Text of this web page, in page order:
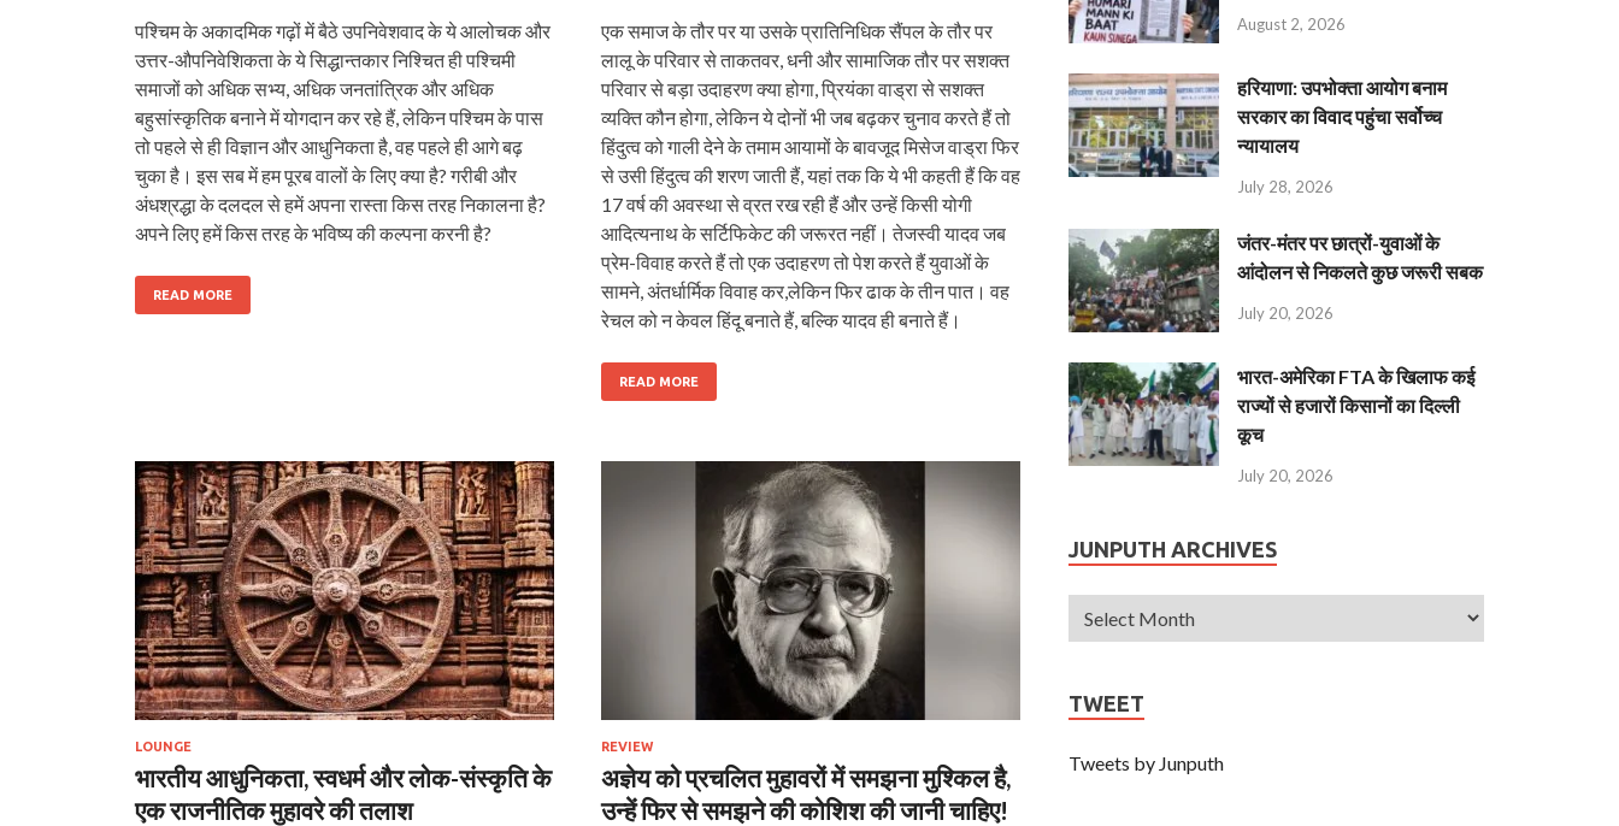
पश्चिम के अकादमिक गढ़ों में बैठे उपनिवेशवाद के ये आलोचक और
उत्तर-औपनिवेशिकता के ये सिद्धान्तकार निश्चित ही पश्चिमी
समाजों को अधिक सभ्य, अधिक जनतांत्रिक और अधिक
बहुसांस्कृतिक बनाने में योगदान कर रहे हैं, लेकिन पश्चिम के पास
तो पहले से ही विज्ञान और आधुनिकता है, वह पहले ही आगे बढ़
चुका है। इस सब में हम पूरब वालों के लिए क्या है? गरीबी और
अंधश्रद्धा के दलदल से हमें अपना रास्ता किस तरह निकालना है?
अपने लिए हमें किस तरह के भविष्य की कल्पना करनी है?
READ MORE
एक समाज के तौर पर या उसके प्रातिनिधिक सैंपल के तौर पर
लालू के परिवार से ताकतवर, धनी और सामाजिक तौर पर सशक्त
परिवार से बड़ा उदाहरण क्या होगा, प्रियंका वाड्रा से सशक्त
व्यक्ति कौन होगा, लेकिन ये दोनों भी जब बढ़कर चुनाव करते हैं तो
हिंदुत्व को गाली देने के तमाम आयामों के बावजूद मिसेज वाड्रा फिर
से उसी हिंदुत्व की शरण जाती हैं, यहां तक कि ये भी कहती हैं कि वह
17 वर्ष की अवस्था से व्रत रख रही हैं और उन्हें किसी योगी
आदित्यनाथ के सर्टिफिकेट की जरूरत नहीं। तेजस्वी यादव जब
प्रेम-विवाह करते हैं तो एक उदाहरण तो पेश करते हैं युवाओं के
सामने, अंतर्धार्मिक विवाह कर,लेकिन फिर ढाक के तीन पात। वह
रेचल को न केवल हिंदू बनाते हैं, बल्कि यादव ही बनाते हैं।
READ MORE
LOUNGE
भारतीय आधुनिकता, स्वधर्म और लोक-संस्कृति के
एक राजनीतिक मुहावरे की तलाश
REVIEW
अज्ञेय को प्रचलित मुहावरों में समझना मुश्किल है,
उन्हें फिर से समझने की कोशिश की जानी चाहिए!
August 2, 2026
हरियाणा: उपभोक्ता आयोग बनाम
सरकार का विवाद पहुंचा सर्वोच्च
न्यायालय
July 28, 2026
जंतर-मंतर पर छात्रों-युवाओं के
आंदोलन से निकलते कुछ जरूरी सबक
July 20, 2026
भारत-अमेरिका FTA के खिलाफ कई
राज्यों से हजारों किसानों का दिल्ली
कूच
July 20, 2026
JUNPUTH ARCHIVES
TWEET
Tweets by Junputh